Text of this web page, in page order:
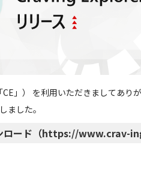
」） を利用いただきましてあり
ました。
ロード（https://www.crav-